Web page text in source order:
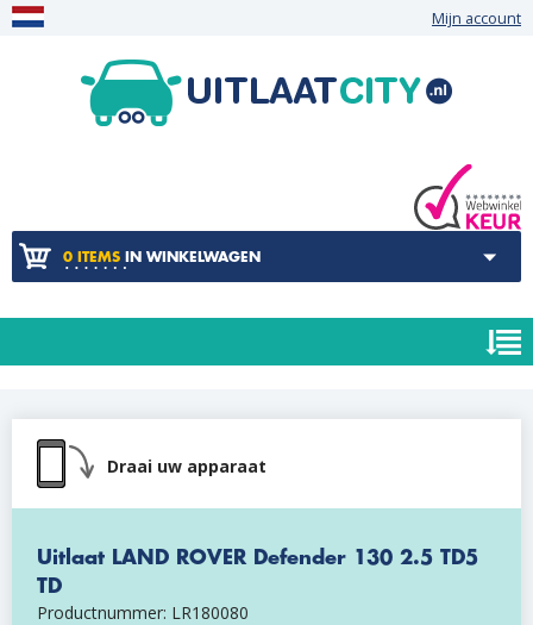
Mijn account
0 ITEMS IN WINKELWAGEN
Draai uw apparaat
Uitlaat LAND ROVER Defender 130 2.5 TD5
TD
Productnummer: LR180080